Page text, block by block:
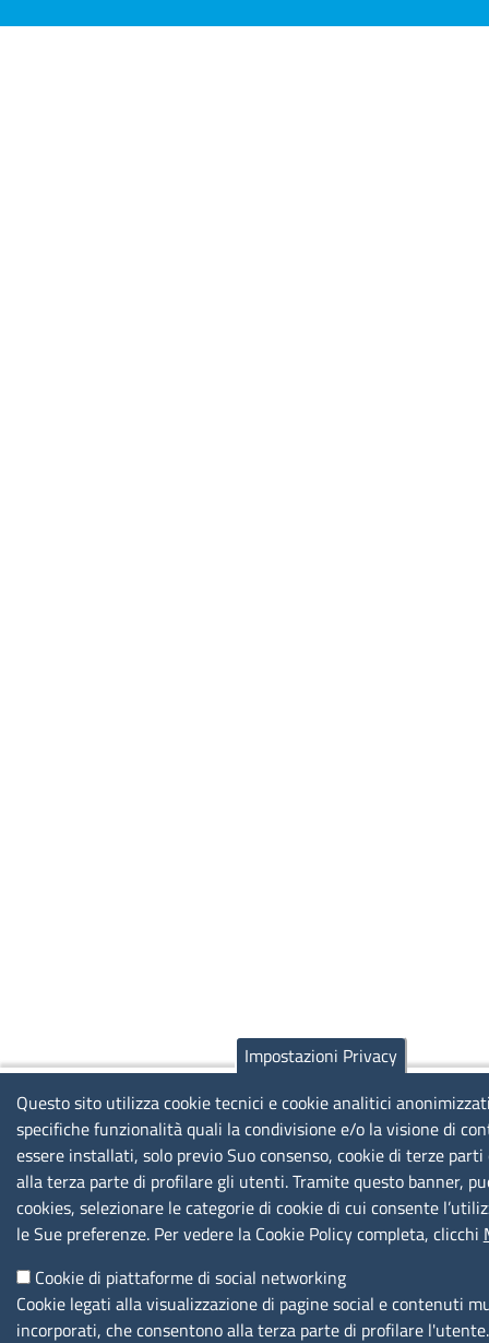
Impostazioni Privacy
Questo sito utilizza cookie tecnici e cookie analitici
specifiche funzionalità quali la condivisione e/o la visione di
essere installati, solo previo Suo consenso, cookie di terze
alla terza parte di profilare gli utenti. Tramite questo banner,
cookies, selezionare le categorie di cookie di cui consente
le Sue preferenze. Per vedere la Cookie Policy completa, clicchi
Cookie di piattaforme di social networking
Cookie legati alla visualizzazione di pagine social e contenuti
incorporati, che consentono alla terza parte di profilare l'utente.